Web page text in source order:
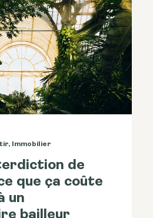
, Immobilier
de
que ça coûte
un